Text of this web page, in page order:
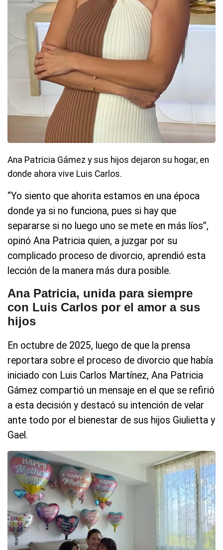
Ana Patricia Gámez y sus hijos dejaron su hogar, en
donde ahora vive Luis Carlos.
“Yo siento que ahorita estamos en una época
donde ya si no funciona, pues si hay que
separarse si no luego uno se mete en más líos”,
opinó Ana Patricia quien, a juzgar por su
complicado proceso de divorcio, aprendió esta
lección de la manera más dura posible.
Ana Patricia, unida para siempre
con Luis Carlos por el amor a sus
hijos
En octubre de 2025, luego de que la prensa
reportara sobre el proceso de divorcio que había
iniciado con Luis Carlos Martínez, Ana Patricia
Gámez compartió un mensaje en el que se refirió
a esta decisión y destacó su intención de velar
ante todo por el bienestar de sus hijos Giulietta y
Gael.